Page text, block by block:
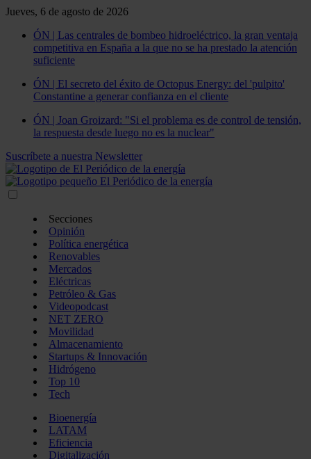
Jueves, 6 de agosto de 2026
ÓN | Las centrales de bombeo hidroeléctrico, la gran ventaja
competitiva en España a la que no se ha prestado la atención
suficiente
ÓN | El secreto del éxito de Octopus Energy: del 'pulpito'
Constantine a generar confianza en el cliente
ÓN | Joan Groizard: "Si el problema es de control de tensión,
la respuesta desde luego no es la nuclear"
Suscríbete a nuestra Newsletter
Secciones
Opinión
Política energética
Renovables
Mercados
Eléctricas
Petróleo & Gas
Videopodcast
NET ZERO
Movilidad
Almacenamiento
Startups & Innovación
Hidrógeno
Top 10
Tech
Bioenergía
LATAM
Eficiencia
Digitalización